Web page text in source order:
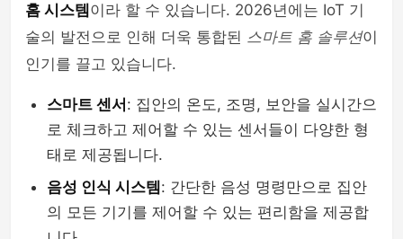
홈 시스템 이라 할 수 있습니다. 2026년에는 IoT 기
술의 발전으로 인해 더욱 통합된 스마트 홈 솔루션이
인기를 끌고 있습니다.
스마트 센서 : 집안의 온도, 조명, 보안을 실시간으
로 체크하고 제어할 수 있는 센서들이 다양한 형
태로 제공됩니다.
음성 인식 시스템 : 간단한 음성 명령만으로 집안
의 모든 기기를 제어할 수 있는 편리함을 제공합